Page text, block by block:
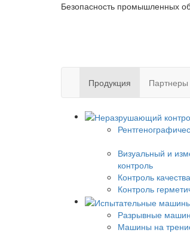
Безопасность промышленных
Продукция
Партнеры
Визуальный и
контроль
Контроль
Контроль
Разрывные
Машины на